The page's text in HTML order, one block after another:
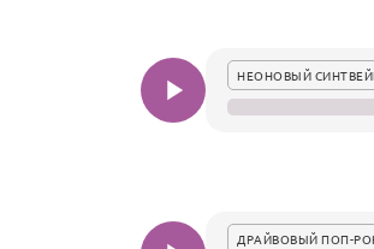
НЕОНОВЫЙ
ДРАЙВОВЫЙ ПОП-